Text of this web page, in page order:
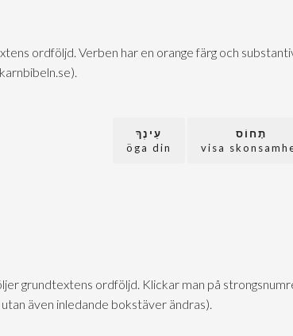
ordföljd. Verben har en orange färg och
תָחוֹס
visa
עֵינֶךָ
öga din
grundtextens ordföljd. Klickar man på
även inledande bokstäver ändras).